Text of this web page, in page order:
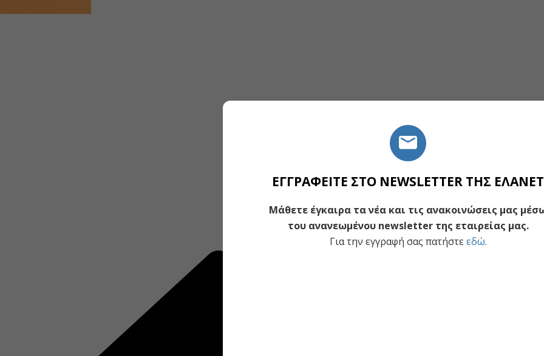
ΕΓΓΡΑΦΕΙΤΕ ΣΤΟ NEWSLETTER ΤΗΣ ΕΛΑΝΕΤ
Μάθετε έγκαιρα τα νέα και τις ανακοινώσεις μας
του ανανεωμένου newsletter της εταιρείας μας.
Για την εγγραφή σας πατήστεεδώ.